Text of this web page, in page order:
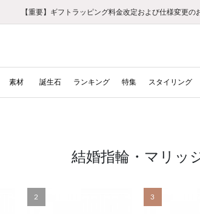
お修理・アフターサービスのご案内
【重要】令和８年熊本地震に伴う集配への影響に
【重要】ギフトラッピング料金改定および仕様変更の
【重要】夏季休業の営業についてのご案内
税込5,500円以上で送料無料｜最短24時間以内に
新規会員登録で1000ポイントプレゼント！
新規LINE友だち登録で500円クーポンプレゼン
会員限定！レビュー投稿で100ポイントプレゼン
お修理・アフターサービスのご案内
【重要】令和８年熊本地震に伴う集配への影響に
素材 誕生石 ランキング 特集 スタイリング
結婚指輪・マリッ
2 3